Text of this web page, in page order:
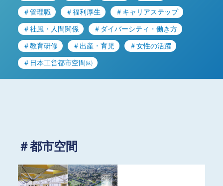
＃管理職 ＃福利厚生 ＃キャリアステップ
＃社風・人間関係 ＃ダイバーシティ・働き方
＃教育研修 ＃出産・育児 ＃女性の活躍
＃日本工営都市空間㈱
＃都市空間